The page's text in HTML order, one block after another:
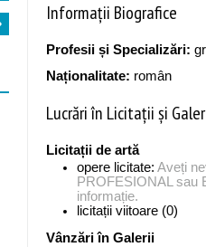
Informații Biografice
Profesii și Specializări:
Naționalitate: român
Lucrări în Licitații și
Licitații de artă
opere licitate:Aveți
PROFESIONAL sau
informație.
licitații viitoare (0)
Vânzări în Galerii